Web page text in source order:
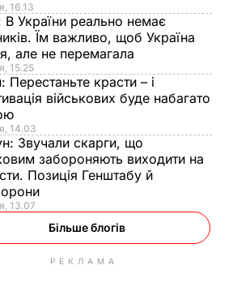
16.13
В України реально немає
Їм важливо, щоб Україна
але не перемагала
15.25
Перестаньте красти – і
військових буде набагато
14.03
Звучали скарги, що
забороняють виходити на
Позиція Генштабу й
13.07
Більше блогів
РЕКЛАМА